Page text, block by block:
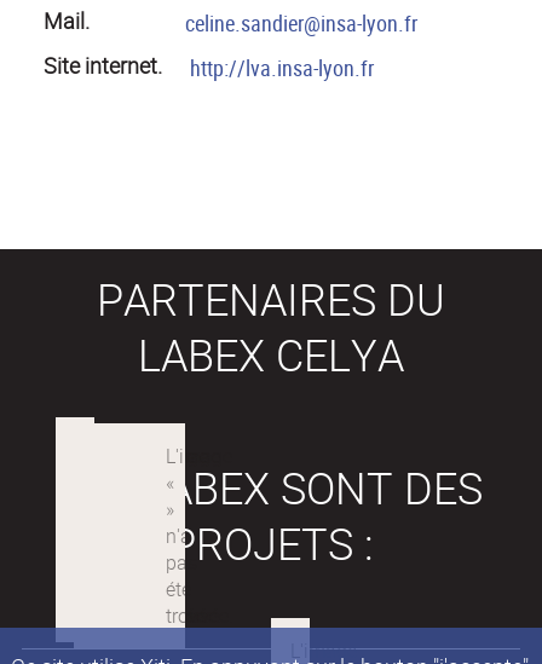
Mail.
celine.sandier@insa-lyon.fr
Site internet.
http://lva.insa-lyon.fr
PARTENAIRES DU
LABEX CELYA
LES LABEX SONT DES
PROJETS :